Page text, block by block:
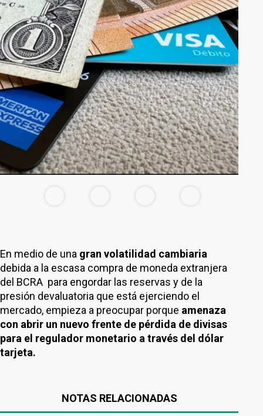
En medio de una gran volatilidad cambiaria
debida a la escasa compra de moneda extranjera
del BCRA para engordar las reservas y de la
presión devaluatoria que está ejerciendo el
mercado, empieza a preocupar porque amenaza
con abrir un nuevo frente de pérdida de divisas
para el regulador monetario a través del dólar
tarjeta.
NOTAS RELACIONADAS